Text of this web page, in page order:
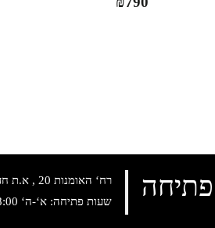
רח‘ האומנות 20 , א.ת חדש נתניה, טלפון:
שעות פתיחה: א‘-ה‘ 10:00-18:00 , שישי: 9:00-14:00